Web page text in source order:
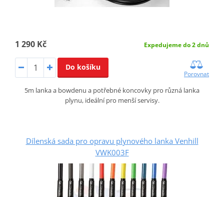
1 290 Kč Expedujeme do 2 dnů
Do košíku
Porovnat
5m lanka a bowdenu a potřebné koncovky pro různá lanka
plynu, ideální pro menší servisy.
Dílenská sada pro opravu plynového lanka Venhill
VWK003F